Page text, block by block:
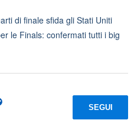
di finale sfida gli Stati Uniti
le Finals: confermati tutti i big
SEGUI